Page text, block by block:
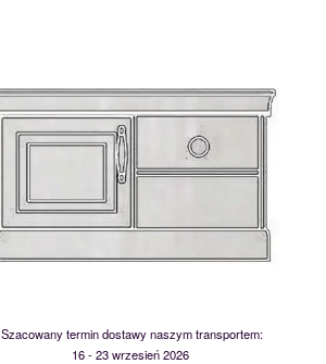
Szacowany termin dostawy naszym transportem:
16 - 23 wrzesień 2026